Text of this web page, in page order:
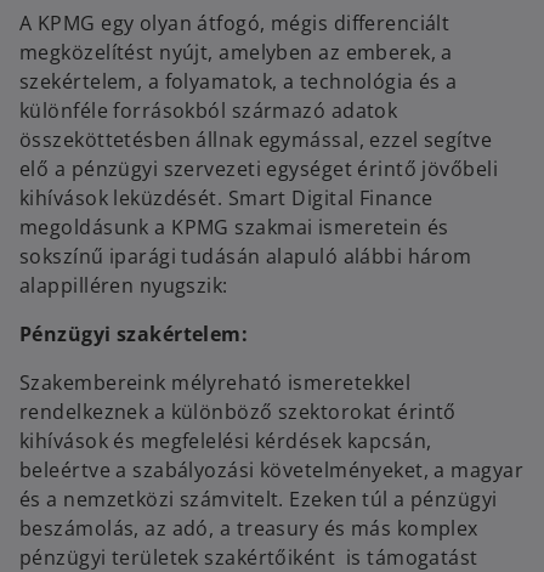
A KPMG egy olyan átfogó, mégis differenciált
megközelítést nyújt, amelyben az emberek, a
szekértelem, a folyamatok, a technológia és a
különféle forrásokból származó adatok
összeköttetésben állnak egymással, ezzel segítve
elő a pénzügyi szervezeti egységet érintő jövőbeli
kihívások leküzdését. Smart Digital Finance
megoldásunk a KPMG szakmai ismeretein és
sokszínű iparági tudásán alapuló alábbi három
alappilléren nyugszik:
Pénzügyi szakértelem:
Szakembereink mélyreható ismeretekkel
rendelkeznek a különböző szektorokat érintő
kihívások és megfelelési kérdések kapcsán,
beleértve a szabályozási követelményeket, a magyar
és a nemzetközi számvitelt. Ezeken túl a pénzügyi
beszámolás, az adó, a treasury és más komplex
pénzügyi területek szakértőiként is támogatást